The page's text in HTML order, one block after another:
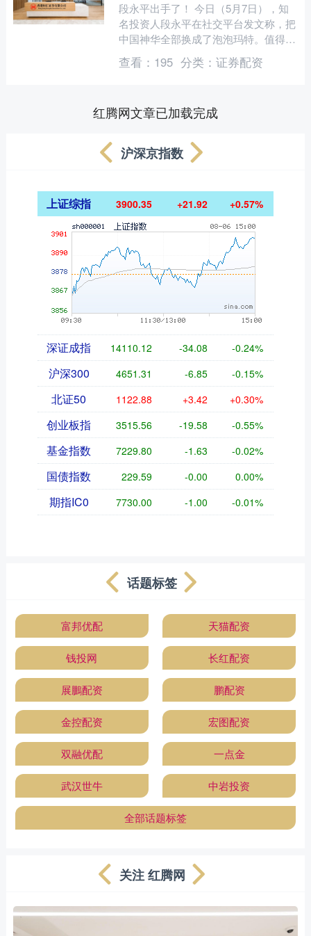
段永平出手了！ 今日（5月7日），知
名投资人段永平在社交平台发文称，把
中国神华全部换成了泡泡玛特。值得注
意的是，段永平此前已经多次表达了对
泡泡玛特的看好，并直言....
查看： 195 分类： 证券配资
红腾网文章已加载完成
沪深京指数
上证综指 3900.35 +21.92 +0.57%
深证成指 14110.12 -34.08 -0.24%
沪深300 4651.31 -6.85 -0.15%
北证50 1122.88 +3.42 +0.30%
创业板指 3515.56 -19.58 -0.55%
基金指数 7229.80 -1.63 -0.02%
国债指数 229.59 -0.00 0.00%
期指IC0 7730.00 -1.00 -0.01%
话题标签
富邦优配 天猫配资
钱投网 长红配资
展鵬配资 鹏配资
金控配资 宏图配资
双融优配 一点金
武汉世牛 中岩投资
全部话题标签
关注 红腾网